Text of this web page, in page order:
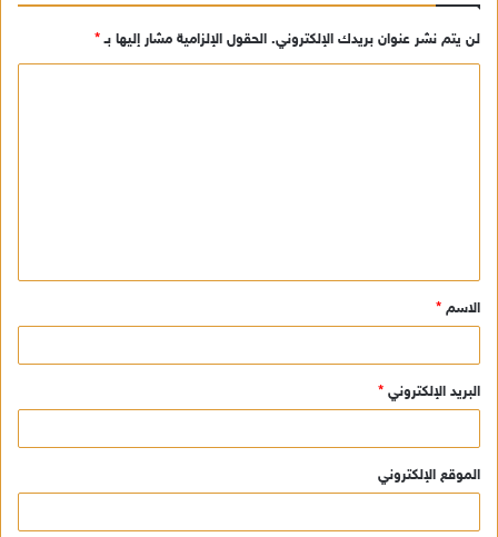
لن يتم نشر عنوان بريدك الإلكتروني. الحقول الإلزامية مشار إليها بـ*
ق
*
الاسم *
البريد الإلكتروني *
الموقع الإلكتروني